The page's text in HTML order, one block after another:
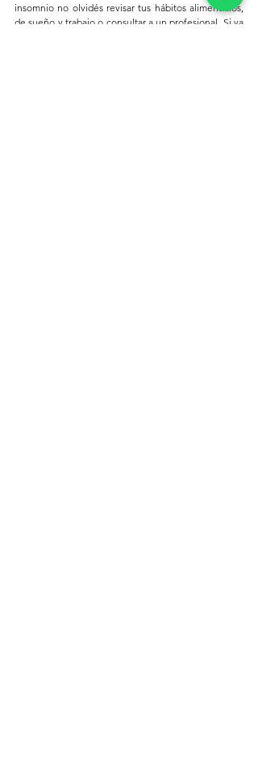
insomnio no olvidés revisar tus hábitos alimenticios,
de sueño y trabajo o consultar a un profesional. Si ya